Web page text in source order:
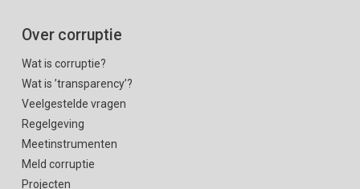
Over corruptie
Wat is corruptie?
Wat is ’transparency’?
Veelgestelde vragen
Regelgeving
Meetinstrumenten
Meld corruptie
Projecten